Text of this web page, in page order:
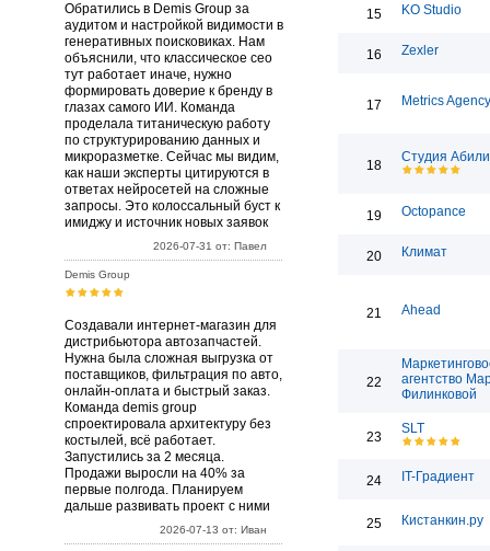
Обратились в Demis Group за
аудитом и настройкой видимости в
генеративных поисковиках. Нам
объяснили, что классическое сео
тут работает иначе, нужно
формировать доверие к бренду в
глазах самого ИИ. Команда
проделала титаническую работу
по структурированию данных и
микроразметке. Сейчас мы видим,
как наши эксперты цитируются в
ответах нейросетей на сложные
запросы. Это колоссальный буст к
имиджу и источник новых заявок
2026-07-31 от: Павел
Demis Group
Создавали интернет-магазин для
дистрибьютора автозапчастей.
Нужна была сложная выгрузка от
поставщиков, фильтрация по авто,
онлайн-оплата и быстрый заказ.
Команда demis group
спроектировала архитектуру без
костылей, всё работает.
Запустились за 2 месяца.
Продажи выросли на 40% за
первые полгода. Планируем
дальше развивать проект с ними
2026-07-13 от: Иван
15 KO Studio
16 Zexler
17 Metrics Agency
18
Студия
19 Octopance
20 Климат
21 Ahead
22
агентство
Филинковой
23
SLT
24 IT-Градиент
25 Кистанкин.ру